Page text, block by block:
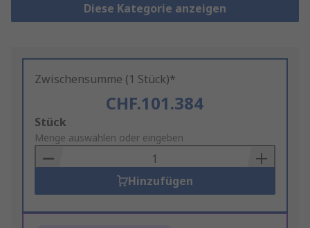
Diese Kategorie anzeigen
Zwischensumme (1 Stück)*
CHF.101.384
Add
to
Basket
Stück
Menge auswählen oder eingeben
Hinzufügen